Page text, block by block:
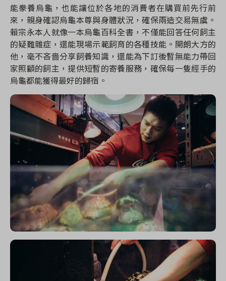
能豢養烏龜，也能讓位於各地的消費者在購買前先行前
來，親身確認烏龜本尊與身體狀況，確保兩造交易無虞。
賴宗永本人就像一本烏龜百科全書，不僅能回答任何飼主
的疑難雜症，還能現場示範飼育的各種技能。開朗大方的
他，毫不吝嗇分享飼養知識，還能為下訂後暫無能力帶回
家照顧的飼主，提供短暫的寄養服務，確保每一隻經手的
烏龜都能獲得最好的歸宿。